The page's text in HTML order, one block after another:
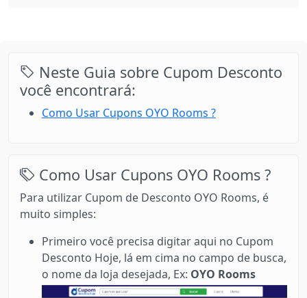
Neste Guia sobre Cupom Desconto
você encontrará:
Como Usar Cupons OYO Rooms ?
Como Usar Cupons OYO Rooms ?
Para utilizar Cupom de Desconto OYO Rooms, é
muito simples:
Primeiro você precisa digitar aqui no Cupom
Desconto Hoje, lá em cima no campo de busca,
o nome da loja desejada, Ex: OYO Rooms